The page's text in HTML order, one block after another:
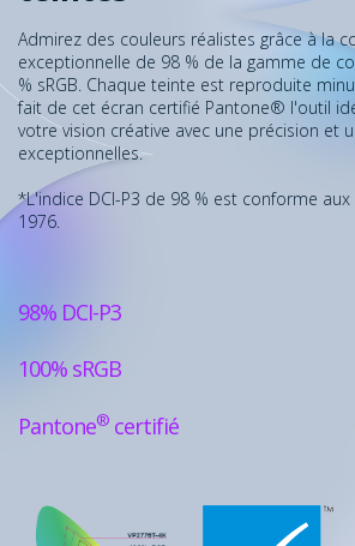
Admirez des couleurs réalistes grâce à la
exceptionnelle de 98 % de la gamme de
% sRGB. Chaque teinte est reproduite
fait de cet écran certifié Pantone® l'outil
votre vision créative avec une précision et
exceptionnelles.
*L'indice DCI-P3 de 98 % est conforme
1976.
98% DCI-P3
100% sRGB
Pantone® certifié